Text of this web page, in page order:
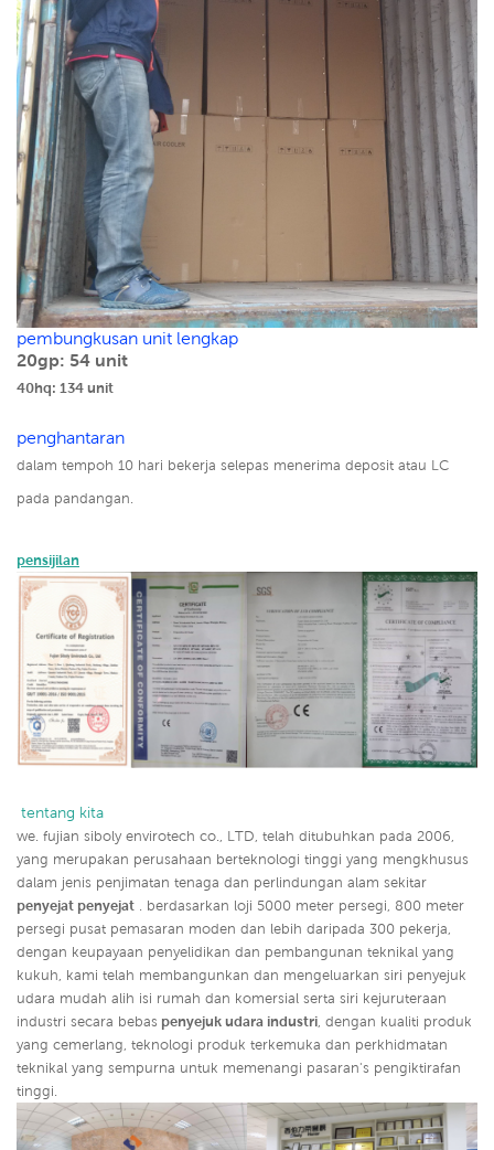
pembungkusan unit lengkap
20gp: 54 unit
40hq: 134 unit
penghantaran
dalam tempoh 10 hari bekerja selepas menerima deposit atau LC
pada pandangan.
pensijilan
tentang kita
we. fujian siboly envirotech co., LTD, telah ditubuhkan pada 2006,
yang merupakan perusahaan berteknologi tinggi yang mengkhusus
dalam jenis penjimatan tenaga dan perlindungan alam sekitar
penyejat penyejat . berdasarkan loji 5000 meter persegi, 800 meter
persegi pusat pemasaran moden dan lebih daripada 300 pekerja,
dengan keupayaan penyelidikan dan pembangunan teknikal yang
kukuh, kami telah membangunkan dan mengeluarkan siri penyejuk
udara mudah alih isi rumah dan komersial serta siri kejuruteraan
industri secara bebas penyejuk udara industri dengan kualiti produk
yang cemerlang, teknologi produk terkemuka dan perkhidmatan
teknikal yang sempurna untuk memenangi pasaran's pengiktirafan
tinggi.